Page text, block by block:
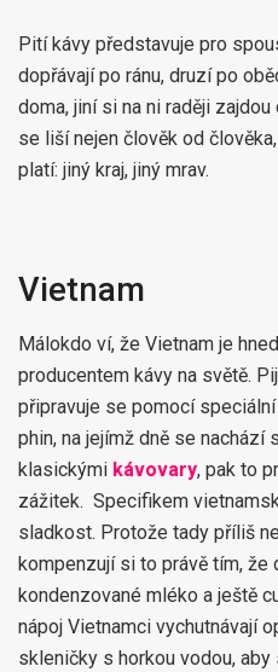
Pití kávy představuje pro
dopřávají po ránu, druzí po
doma, jiní si na ni raději
se liší nejen člověk od
platí: jiný kraj, jiný mrav.
Vietnam
Málokdo ví, že Vietnam je
producentem kávy na světě.
připravuje se pomocí
phin, na jejímž dně se nachází
klasickými kávovary, pak to
zážitek. Specifikem
sladkost. Protože tady příliš
kompenzují si to právě tím, že
kondenzované mléko a ještě
nápoj Vietnamci vychutnávají
skleničky s horkou vodou,